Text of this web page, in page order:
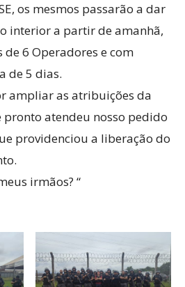
os mesmos passarão a dar
interior a partir de amanhã,
6 Operadores e com
de 5 dias.
ampliar as atribuições da
pronto atendeu nosso pedido
providenciou a liberação do
irmãos? “